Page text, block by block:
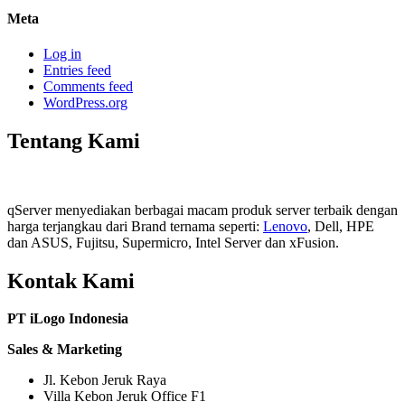
Meta
Log in
Entries feed
Comments feed
WordPress.org
Tentang Kami
qServer menyediakan berbagai macam produk server terbaik dengan
harga terjangkau dari Brand ternama seperti: Lenovo, Dell, HPE
dan ASUS, Fujitsu, Supermicro, Intel Server dan xFusion.
Kontak Kami
PT iLogo Indonesia
Sales & Marketing
Jl. Kebon Jeruk Raya
Villa Kebon Jeruk Office F1